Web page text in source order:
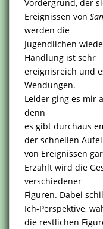
Vordergrund, der
Ereignissen von
werden die
Jugendlichen
Handlung ist sehr
ereignisreich und
Wendungen.
Leider ging es mir
denn
es gibt durchaus
der schnellen
von Ereignissen
Erzählt wird die
verschiedener
Figuren. Dabei
Ich-Perspektive,
die restlichen